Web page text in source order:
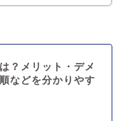
？メリット・デメ
などを分かりやす